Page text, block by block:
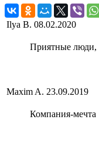
Ilya B. 08.02.2020
Приятные люди,
Maxim A. 23.09.2019
Компания-мечта